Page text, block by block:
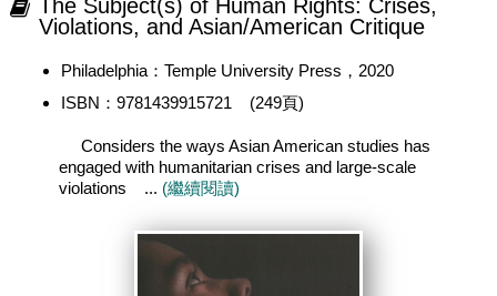
The Subject(s) of Human Rights: Crises,
Violations, and Asian/American Critique
Philadelphia：Temple University Press，2020
ISBN：9781439915721 (249頁)
Considers the ways Asian American studies has
engaged with humanitarian crises and large-scale
violations ... (繼續閱讀)